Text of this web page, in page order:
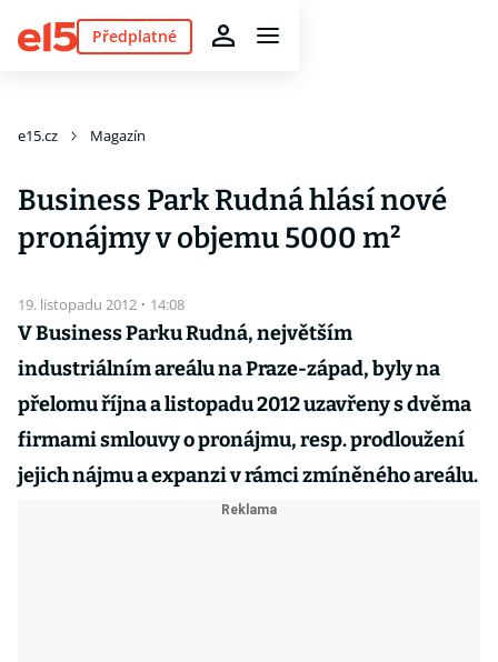
Předplatné
e15.cz Magazín
Business Park Rudná hlásí nové
pronájmy v objemu 5000 m²
19. listopadu 2012 · 14:08
V Business Parku Rudná, největším
industriálním areálu na Praze-západ, byly na
přelomu října a listopadu 2012 uzavřeny s dvěma
firmami smlouvy o pronájmu, resp. prodloužení
jejich nájmu a expanzi v rámci zmíněného areálu.